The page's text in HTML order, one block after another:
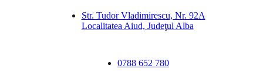
Str. Tudor Vladimirescu, Nr. 92A
Localitatea Aiud, Judeţul Alba
0788 652 780